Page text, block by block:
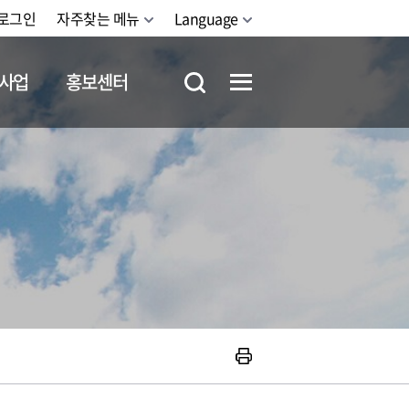
그인 자주찾는 메뉴 Language
업 홍보센터